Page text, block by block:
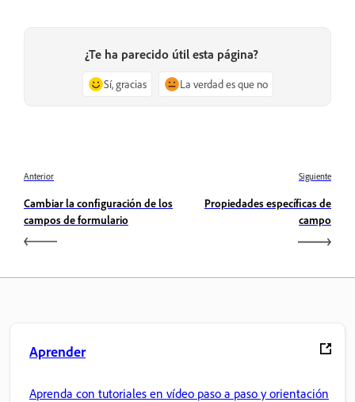
¿Te ha parecido útil esta página?
Sí, gracias La verdad es que no
Anterior
Cambiar la configuración de los
campos de formulario
Siguiente
Propiedades específicas de
campo
Aprender
Aprenda con tutoriales en vídeo paso a paso y orientación